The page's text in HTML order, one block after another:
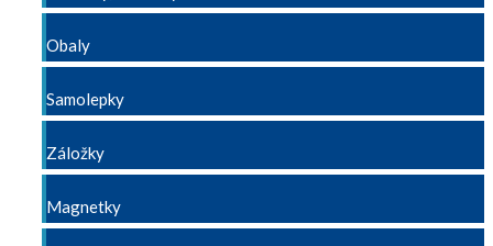
Obaly
Samolepky
Záložky
Magnetky